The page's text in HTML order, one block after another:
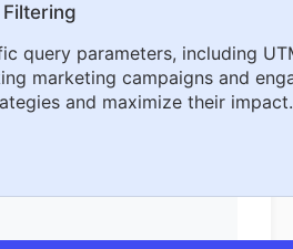
query parameters, including
marketing campaigns and
and maximize their impact.